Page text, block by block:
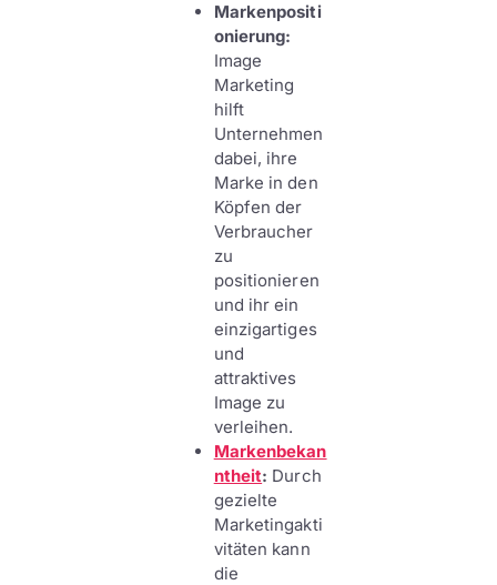
Markenpositi
onierung:
Image
Marketing
hilft
Unternehmen
dabei, ihre
Marke in den
Köpfen der
Verbraucher
zu
positionieren
und ihr ein
einzigartiges
und
attraktives
Image zu
verleihen.
Markenbekan
ntheit: Durch
gezielte
Marketingakti
vitäten kann
die